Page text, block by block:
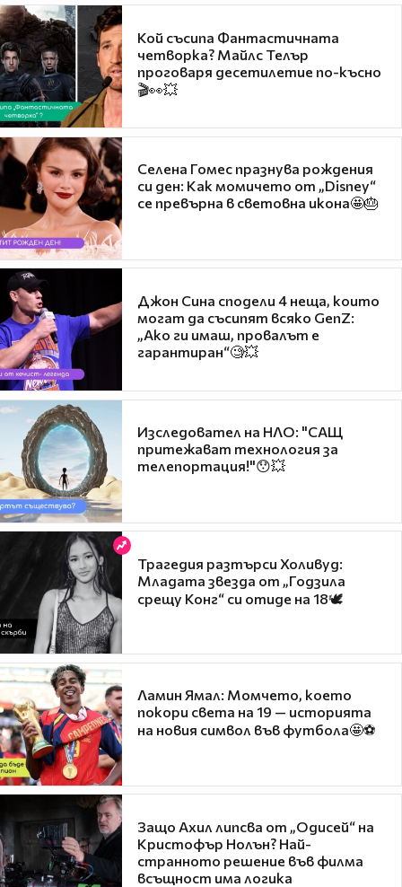
Кой съсипа Фантастичната
четворка? Майлс Телър
проговаря десетилетие по-късно
🎬👀💥
Селена Гомес празнува рождения
си ден: Как момичето от „Disney“
се превърна в световна икона🤩🎂
Джон Сина сподели 4 неща, които
могат да съсипят всяко GenZ:
„Ако ги имаш, провалът е
гарантиран“🧐💥
Изследовател на НЛО: "САЩ
притежават технология за
телепортация!"😯💥
Трагедия разтърси Холивуд:
Младата звезда от „Годзила
срещу Конг“ си отиде на 18🕊️
Ламин Ямал: Момчето, което
покори света на 19 — историята
на новия символ във футбола🤩⚽
Защо Ахил липсва от „Одисей“ на
Кристофър Нолън? Най-
странното решение във филма
всъщност има логика